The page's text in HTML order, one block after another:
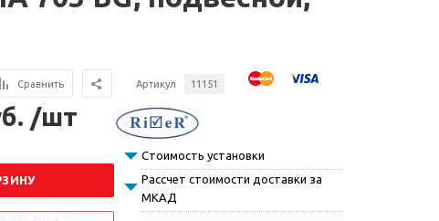
Сравнить Артикул 11151
/шт
Стоимость установки
Рассчет стоимости доставки за
МКАД